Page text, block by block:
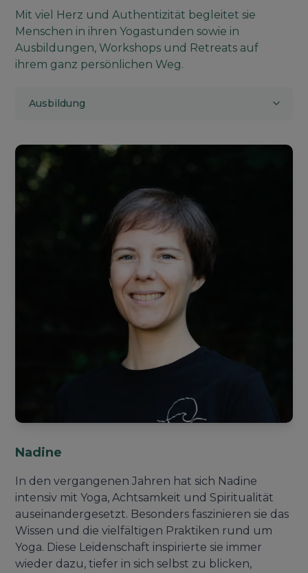
Mit viel Herz und Authentizität begleitet sie
Menschen in ihren Yogastunden sowie in
Ausbildungen, Workshops und Retreats auf
ihrem ganz persönlichen Weg.
Ausbildung
Nadine
In den vergangenen Jahren hat sich Nadine
intensiv mit Yoga, Achtsamkeit und Spiritualität
auseinandergesetzt. Besonders faszinieren sie das
Wissen und die vielfältigen Praktiken rund um
Yoga. Diese Leidenschaft inspirierte sie immer
wieder dazu, tiefer in sich selbst zu blicken,